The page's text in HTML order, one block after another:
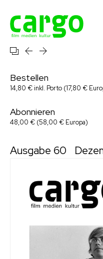
Bestellen
14,80 € inkl. Porto (17,80 €
Abonnieren
48,00 € (58,00 € Europa)
Ausgabe 60